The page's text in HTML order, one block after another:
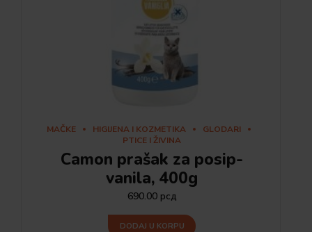
MAČKE HIGIJENA I KOZMETIKA
GLODARI
PTICE I ŽIVINA
Camon prašak za posip-
vanila, 400g
690.00 рсд
DODAJ U KORPU